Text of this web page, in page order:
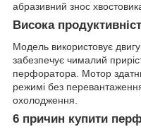
абразивний знос
Висока
Модель використовує
забезпечує чималий
перфоратора. Мотор
режимі без
охолодження.
6 причин купити